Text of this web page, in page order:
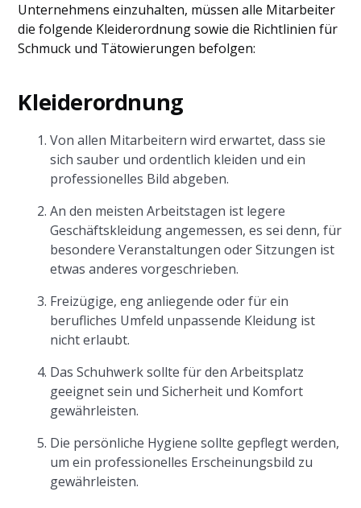
Unternehmens einzuhalten, müssen alle Mitarbeiter
die folgende Kleiderordnung sowie die Richtlinien für
Schmuck und Tätowierungen befolgen:
Kleiderordnung
Von allen Mitarbeitern wird erwartet, dass sie
sich sauber und ordentlich kleiden und ein
professionelles Bild abgeben.
An den meisten Arbeitstagen ist legere
Geschäftskleidung angemessen, es sei denn, für
besondere Veranstaltungen oder Sitzungen ist
etwas anderes vorgeschrieben.
Freizügige, eng anliegende oder für ein
berufliches Umfeld unpassende Kleidung ist
nicht erlaubt.
Das Schuhwerk sollte für den Arbeitsplatz
geeignet sein und Sicherheit und Komfort
gewährleisten.
Die persönliche Hygiene sollte gepflegt werden,
um ein professionelles Erscheinungsbild zu
gewährleisten.